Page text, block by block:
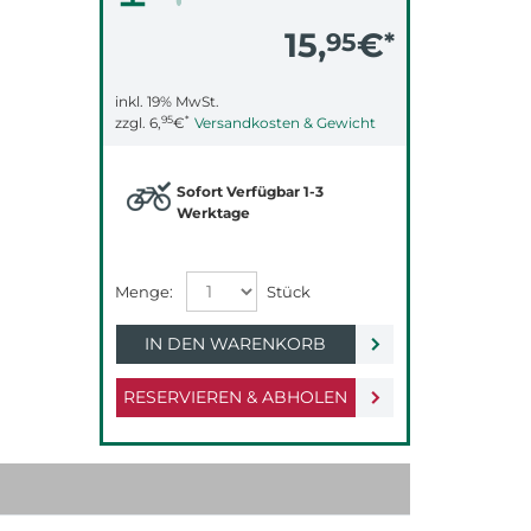
15,95€*
inkl. 19% MwSt.
zzgl. 6,95€* Versandkosten & Gewicht
RESERVIEREN & ABHOLEN
Sofort Verfügbar 1-3
Werktage
IN DEN WARENKORB